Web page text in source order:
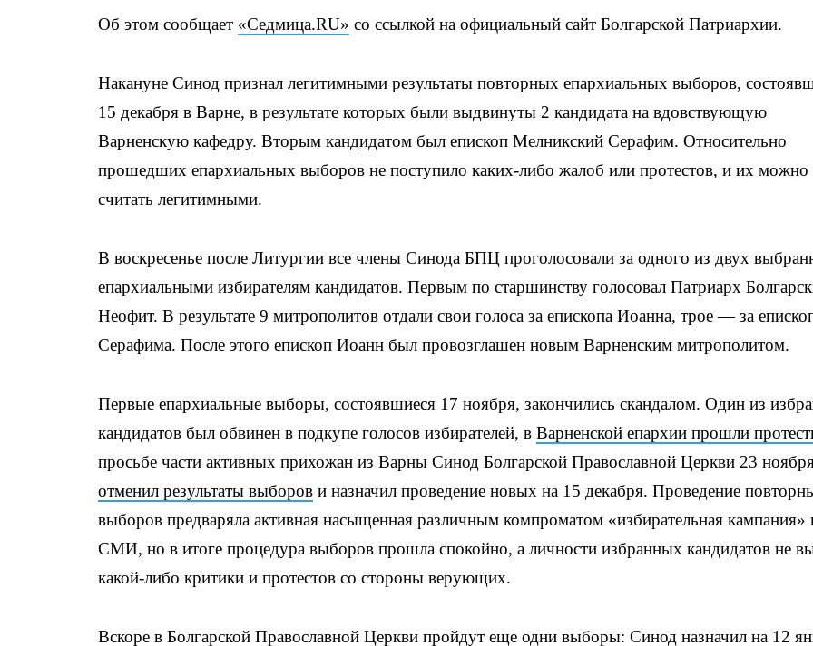
Об этом сообщает «Седмица.RU» со ссылкой на официальный сайт Болгарской Патриархии.
Накануне Синод признал легитимными результаты повторных епархиальных выборов,
15 декабря в Варне, в результате которых были выдвинуты 2 кандидата на вдовствующую
Варненскую кафедру. Вторым кандидатом был епископ Мелникский Серафим. Относительно
прошедших епархиальных выборов не поступило каких-либо жалоб или протестов, и их можно
считать легитимными.
В воскресенье после Литургии все члены Синода БПЦ проголосовали за одного из двух
епархиальными избирателям кандидатов. Первым по старшинству голосовал Патриарх
Неофит. В результате 9 митрополитов отдали свои голоса за епископа Иоанна, трое — за
Серафима. После этого епископ Иоанн был провозглашен новым Варненским митрополитом.
Первые епархиальные выборы, состоявшиеся 17 ноября, закончились скандалом. Один из
кандидатов был обвинен в подкупе голосов избирателей, в Варненской епархии прошли
просьбе части активных прихожан из Варны Синод Болгарской Православной Церкви 23
отменил результаты выборов и назначил проведение новых на 15 декабря. Проведение
выборов предваряла активная насыщенная различным компроматом «избирательная кампания»
СМИ, но в итоге процедура выборов прошла спокойно, а личности избранных кандидатов не
какой-либо критики и протестов со стороны верующих.
Вскоре в Болгарской Православной Церкви пройдут еще одни выборы: Синод назначил на 12